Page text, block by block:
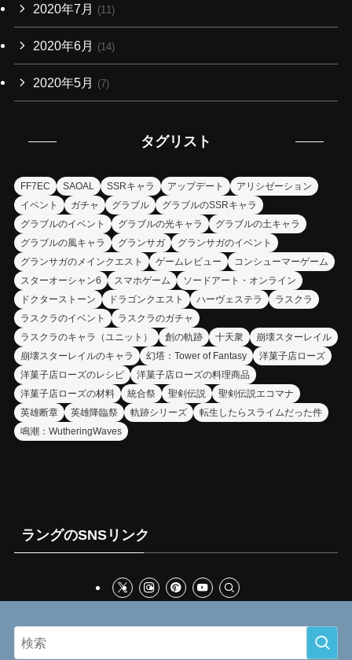
2020年7月 (11)
2020年6月 (14)
2020年5月 (7)
タグリスト
FF7EC SAOAL SSRキャラ アップデート
アリシゼーション
イベント
ガチャ グラブル
グラブルのSSRキャラ
グラブルのイベント
グラブルの光キャラ
グラブルの土キャラ
グラブルの風キャラ
グランサガ
グランサガのイベント
グランサガのメインクエスト
ゲームレビュー
コンシューマーゲーム
スターオーシャン6
スマホゲーム
ソードアート・オンライン
ドクターストーン
ドラゴンクエスト ハーヴェステラ
ラスクラ
ラスクラのイベント
ラスクラのガチャ
ラスクラのキャラ（ユニット）
創の軌跡 十天衆
崩壊スターレイル
崩壊スターレイルのキャラ
幻塔：Tower of Fantasy
洋菓子店ローズ
洋菓子店ローズのレシピ
洋菓子店ローズの料理商品
洋菓子店ローズの材料
統合祭 聖剣伝説
聖剣伝説エコマナ
英雄断章
英雄降臨祭 軌跡シリーズ
転生したらスライムだった件
鳴潮：WutheringWaves
ラングのSNSリンク